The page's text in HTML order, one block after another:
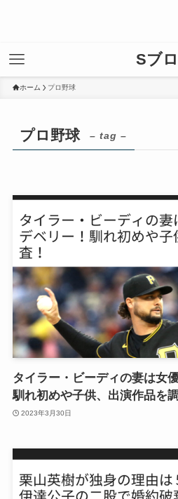
Sブロ
ホーム プロ野球
プロ野球 – tag –
タイラー・ビーディの妻は女
馴れ初めや子供、出演作品を調
2023年3月30日